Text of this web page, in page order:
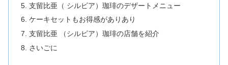
支留比亜（ シルビア）珈琲のデザートメニュー
ケーキセットもお得感がありあり
支留比亜 （シルビア）珈琲の店舗を紹介
さいごに